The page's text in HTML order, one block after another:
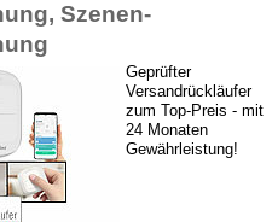
Szenen-
Geprüfter
Versandrückläufer
zum Top-Preis - mit
24 Monaten
Gewährleistung!